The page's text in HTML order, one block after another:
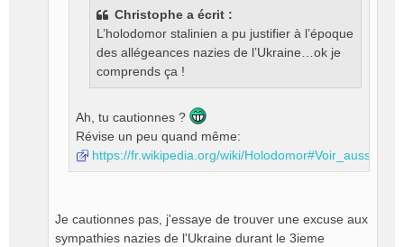
Christophe a écrit :
L’holodomor stalinien a pu justifier à l’époque
des allégeances nazies de l’Ukraine…ok je
comprends ça !
Ah, tu cautionnes ?
Révise un peu quand même:
https://fr.wikipedia.org/wiki/Holodomor#Voir_aussi
Je cautionnes pas, j'essaye de trouver une excuse aux
sympathies nazies de l'Ukraine durant le 3ieme